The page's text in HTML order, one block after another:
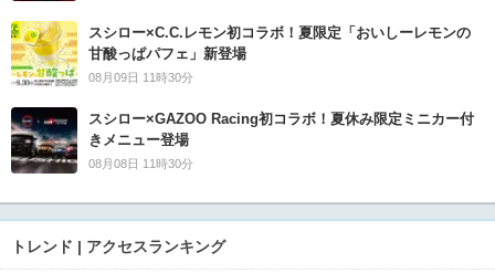
スシロー×C.C.レモン初コラボ！夏限定「おいしーレモンの
甘酸っぱパフェ」新登場
08月09日 11時30分
スシロー×GAZOO Racing初コラボ！夏休み限定ミニカー付
きメニュー登場
08月08日 11時30分
トレンド | アクセスランキング